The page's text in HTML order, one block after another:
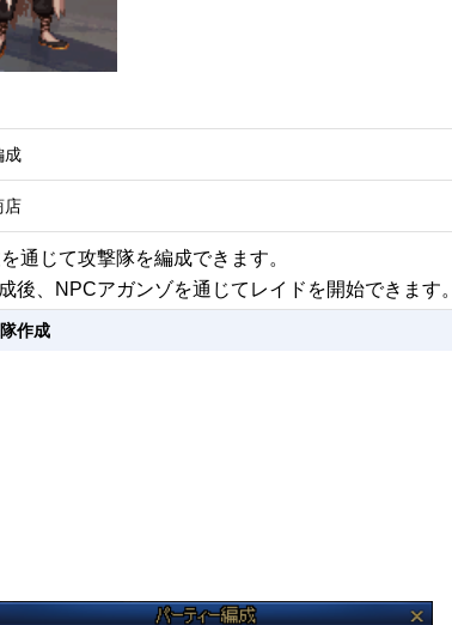
成
店
通じて攻撃隊を編成できます。
後、NPCアガンゾを通じてレイドを開始できます。
作成